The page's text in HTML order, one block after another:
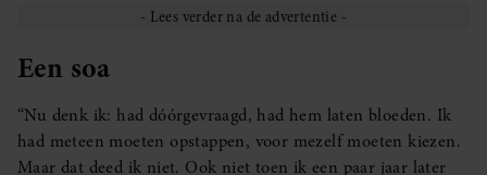
Een soa
“Nu denk ik: had dóórgevraagd, had hem laten bloeden. Ik
had meteen moeten opstappen, voor mezelf moeten kiezen.
Maar dat deed ik niet. Ook niet toen ik een paar jaar later